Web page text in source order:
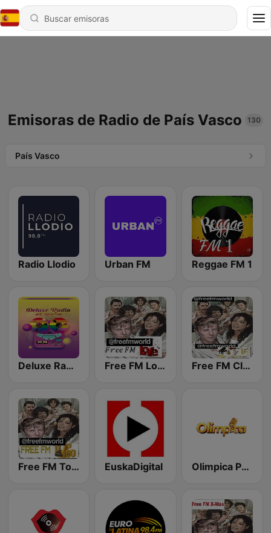
Emisoras de Radio de País Vasco 130
País Vasco
Radio Llodio Urban FM Reggae FM 1
Deluxe Radio - 45 RPM Free FM Love Free FM Classical
Free FM Top 100 EuskaDigital Olimpica Pais Vasco